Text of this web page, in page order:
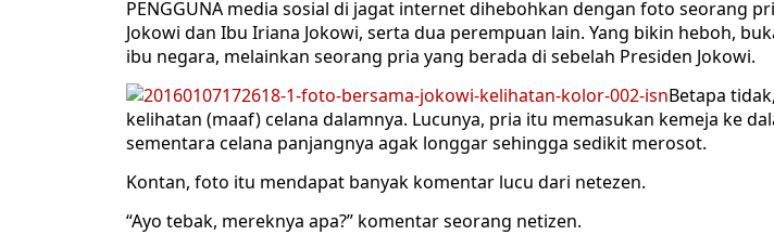
PENGGUNA media sosial di jagat internet dihebohkan dengan foto seorang
Jokowi dan Ibu Iriana Jokowi, serta dua perempuan lain. Yang bikin heboh,
ibu negara, melainkan seorang pria yang berada di sebelah Presiden Jokowi.
Betapa
kelihatan (maaf) celana dalamnya. Lucunya, pria itu memasukan kemeja ke
sementara celana panjangnya agak longgar sehingga sedikit merosot.
Kontan, foto itu mendapat banyak komentar lucu dari netezen.
“Ayo tebak, mereknya apa?” komentar seorang netizen.